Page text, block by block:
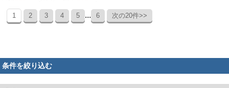
1 2 3 4 5 ... 6 次の20件>>
条件を絞り込む